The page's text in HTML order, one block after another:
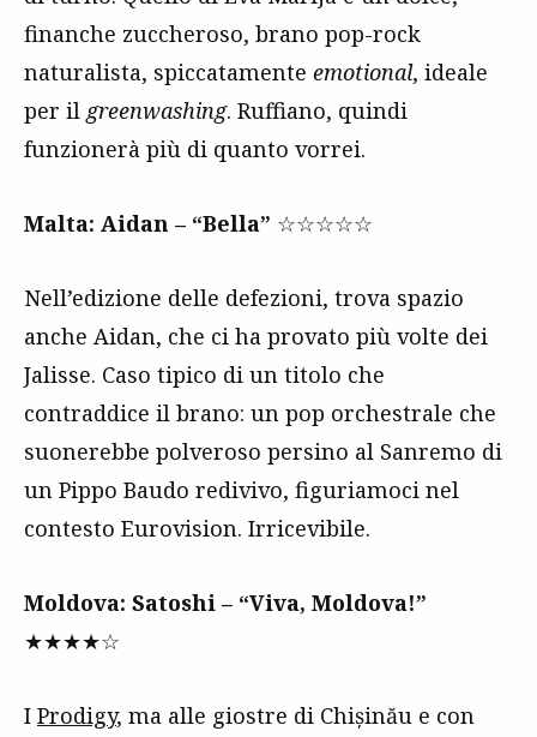
finanche zuccheroso, brano pop-rock
naturalista, spiccatamente emotional, ideale
per il greenwashing. Ruffiano, quindi
funzionerà più di quanto vorrei.
Malta: Aidan – “Bella” ☆☆☆☆☆
Nell’edizione delle defezioni, trova spazio
anche Aidan, che ci ha provato più volte dei
Jalisse. Caso tipico di un titolo che
contraddice il brano: un pop orchestrale che
suonerebbe polveroso persino al Sanremo di
un Pippo Baudo redivivo, figuriamoci nel
contesto Eurovision. Irricevibile.
Moldova: Satoshi – “Viva, Moldova!”
★★★★☆
I Prodigy, ma alle giostre di Chișinău e con